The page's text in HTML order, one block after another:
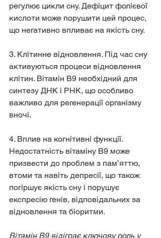
регулює цикли сну. Дефіцит фолієвої
кислоти може порушити цей процес,
що негативно впливає на якість сну.
3. Клітинне відновлення. Під час сну
активуються процеси відновлення
клітин. Вітамін B9 необхідний для
синтезу ДНК і РНК, що особливо
важливо для регенерації організму
вночі.
4. Вплив на когнітивні функції.
Недостатність вітаміну B9 може
призвести до проблем з пам’яттю,
втоми та навіть депресії, що також
погіршує якість сну і порушує
експресію генів, відповідальних за
відновлення та біоритми.
Вітамін B9 відіграє ключову роль у